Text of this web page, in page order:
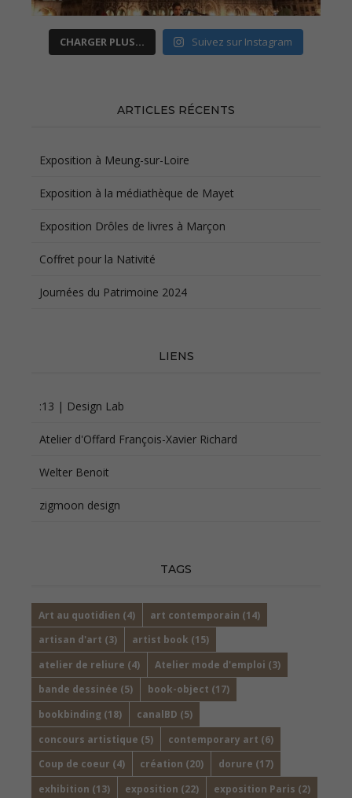
CHARGER PLUS… Suivez sur Instagram
ARTICLES RÉCENTS
Exposition à Meung-sur-Loire
Exposition à la médiathèque de Mayet
Exposition Drôles de livres à Marçon
Coffret pour la Nativité
Journées du Patrimoine 2024
LIENS
:13 | Design Lab
Atelier d'Offard François-Xavier Richard
Welter Benoit
zigmoon design
TAGS
Art au quotidien (4) art contemporain (14)
artisan d'art (3) artist book (15)
atelier de reliure (4) Atelier mode d'emploi (3)
bande dessinée (5) book-object (17)
bookbinding (18) canalBD (5)
concours artistique (5) contemporary art (6)
Coup de coeur (4) création (20) dorure (17)
exhibition (13) exposition (22) exposition Paris (2)